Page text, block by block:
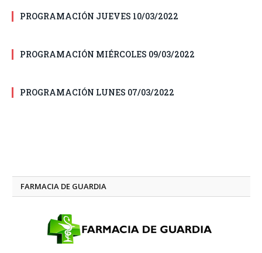
PROGRAMACIÓN JUEVES 10/03/2022
PROGRAMACIÓN MIÉRCOLES 09/03/2022
PROGRAMACIÓN LUNES 07/03/2022
FARMACIA DE GUARDIA